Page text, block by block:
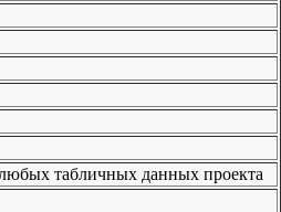
любых табличных данных проекта